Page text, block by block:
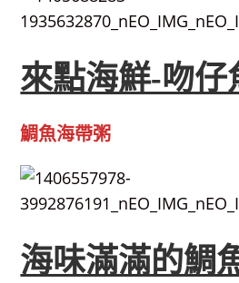
來點海鮮-吻仔
鯛魚海帶粥
海味滿滿的鯛